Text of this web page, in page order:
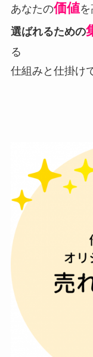
あなたの価値を
選ばれるための
る
仕組みと仕掛け